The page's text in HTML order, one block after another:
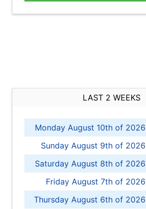
LAST 2 WEEKS
Monday August 10th of 2026
Sunday August 9th of 2026
Saturday August 8th of 2026
Friday August 7th of 2026
Thursday August 6th of 2026